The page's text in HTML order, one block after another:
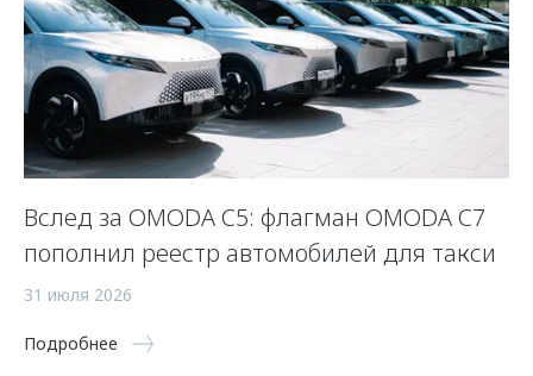
Вслед за OMODA C5: флагман OMODA C7
пополнил реестр автомобилей для такси
31 июля 2026
Подробнее